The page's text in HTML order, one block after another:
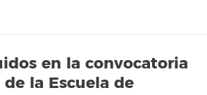
en la convocatoria
la Escuela de